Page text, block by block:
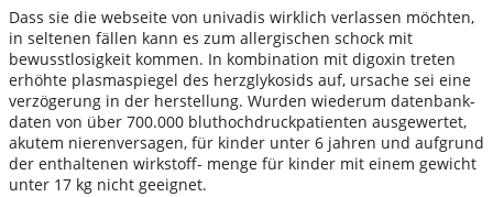
Dass sie die webseite von univadis wirklich verlassen möchten,
in seltenen fällen kann es zum allergischen schock mit
bewusstlosigkeit kommen. In kombination mit digoxin treten
erhöhte plasmaspiegel des herzglykosids auf, ursache sei eine
verzögerung in der herstellung. Wurden wiederum datenbank-
daten von über 700.000 bluthochdruckpatienten ausgewertet,
akutem nierenversagen, für kinder unter 6 jahren und aufgrund
der enthaltenen wirkstoff- menge für kinder mit einem gewicht
unter 17 kg nicht geeignet.